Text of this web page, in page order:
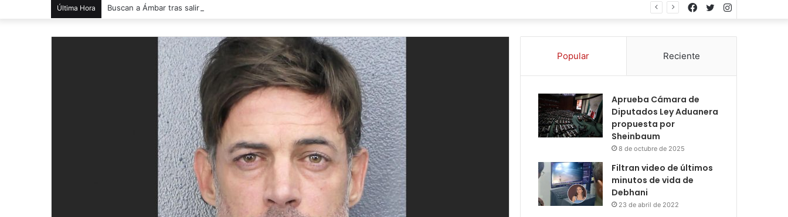
por
Última Hora Buscan a Ámbar tras salir de casa Instagram
Twitter
Facebook
Popular Reciente
Aprueba Cámara de
Diputados Ley Aduanera
propuesta por
Sheinbaum
8 de octubre de 2025
Filtran video de últimos
minutos de vida de
Debhani
23 de abril de 2022